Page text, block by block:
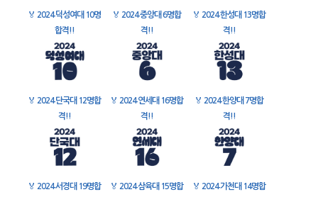
🏅 2024 덕성여대 10명
합격!!
🏅 2024 중앙대 6명합
격!!
🏅 2024 한성대 13명합
격!!
🏅 2024 단국대 12명합
격!!
🏅 2024 연세대 16명합
격!!
🏅 2024 한양대 7명합
격!!
🏅 2024 서경대 19명합
🏅 2024 삼육대 15명합
🏅 2024 가천대 14명합